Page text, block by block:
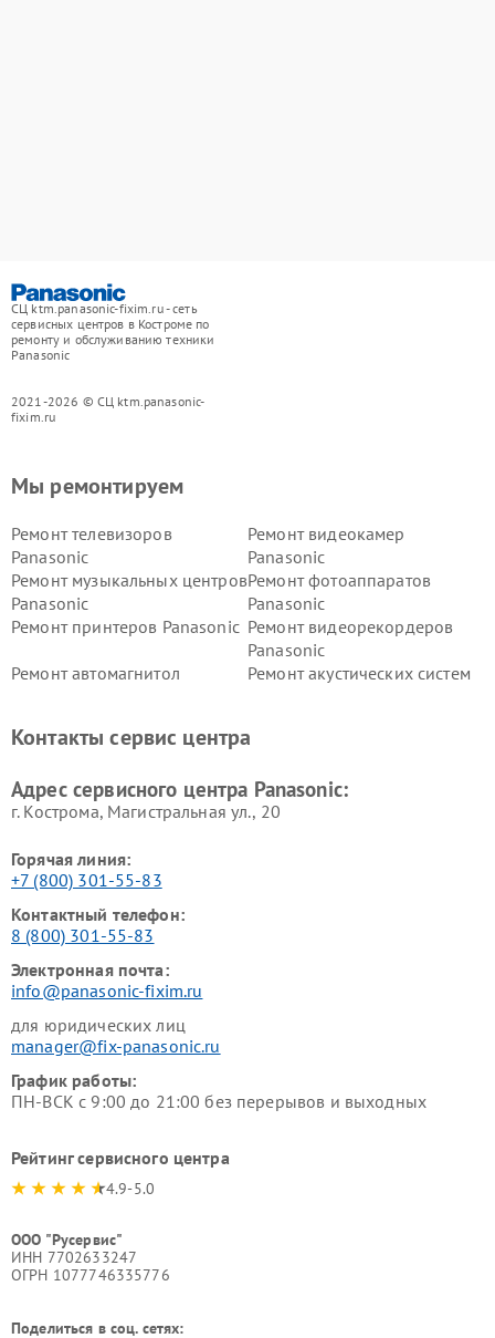
СЦ ktm.panasonic-fixim.ru - сеть
сервисных центров в Костроме по
ремонту и обслуживанию техники
Panasonic
2021-2026 © СЦ ktm.panasonic-
fixim.ru
Мы ремонтируем
Ремонт телевизоров
Panasonic
Ремонт видеокамер
Panasonic
Ремонт музыкальных центров
Panasonic
Ремонт фотоаппаратов
Panasonic
Ремонт принтеров Panasonic Ремонт видеорекордеров
Panasonic
Ремонт автомагнитол
Ремонт акустических систем
панелей Panasonic
Контакты сервис центра
Адрес сервисного центра Panasonic:
г. Кострома, Магистральная ул., 20
Горячая линия:
+7 (800) 301-55-83
Контактный телефон:
8 (800) 301-55-83
Электронная почта:
info@panasonic-fixim.ru
для юридических лиц
manager@fix-panasonic.ru
График работы:
ПН-ВСК с 9:00 до 21:00 без перерывов и выходных
Рейтинг сервисного центра
4.9-5.0
ООО "Русервис"
ИНН 7702633247
ОГРН 1077746335776
Поделиться в соц. сетях: